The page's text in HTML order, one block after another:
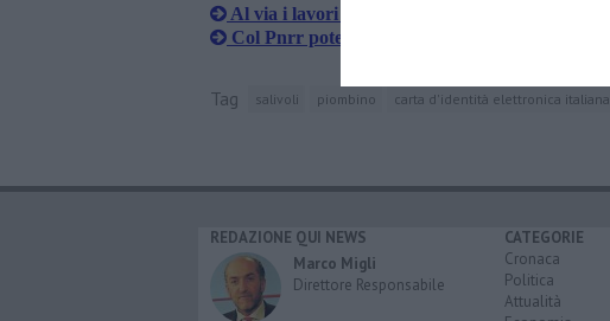
Al via i lavori per il nuovo centro civico
Col Pnrr potenziamento della rete elettrica
Tag salivoli piombino carta d'identità elettronica italiana
REDAZIONE QUI NEWS
Marco Migli
Direttore Responsabile
CATEGORIE
Cronaca
Politica
Attualità